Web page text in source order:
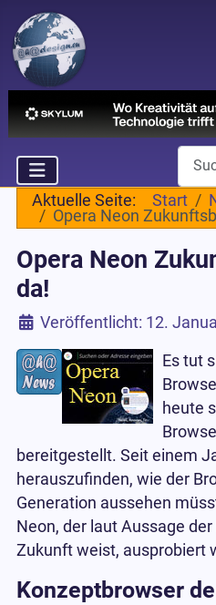
Aktuelle Seite: Start
Opera Neon
Opera Neon
da!
Details
Veröffentlicht: 12.
Es tut
heute
bereitgestellt. Seit einem
herauszufinden, wie der
Generation aussehen
Neon, der laut Aussage
Zukunft weist, ausprobiert
Konzeptbrowser